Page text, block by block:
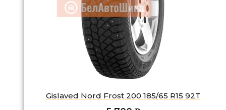
Gislaved Nord Frost 200 185/65 R15 92T